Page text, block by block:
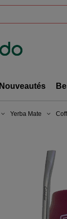
Nouveautés
Yerba Mate